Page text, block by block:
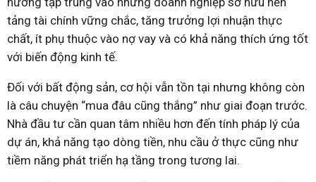
tảng tài chính vững chắc, tăng trưởng lợi nhuận thực
chất, ít phụ thuộc vào nợ vay và có khả năng thích ứng tốt
với biến động kinh tế.
Đối với bất động sản, cơ hội vẫn tồn tại nhưng không còn
là câu chuyện “mua đâu cũng thắng” như giai đoạn trước.
Nhà đầu tư cần quan tâm nhiều hơn đến tính pháp lý của
dự án, khả năng tạo dòng tiền, nhu cầu ở thực cũng như
tiềm năng phát triển hạ tầng trong tương lai.